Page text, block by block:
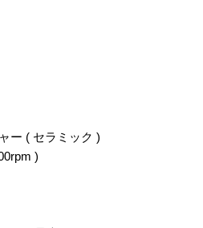
ー ( セラミック )
)